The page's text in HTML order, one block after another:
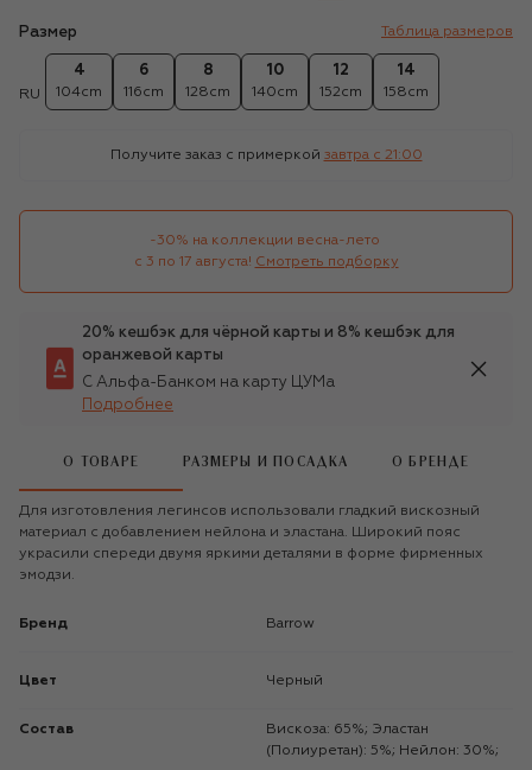
Размер Таблица размеров
RU
4
104cm
6
116cm
8
128cm
10
140cm
12
152cm
14
158cm
Получите заказ с примеркой завтра c 21:00
-30% на коллекции весна-лето
с 3 по 17 августа! Смотреть подборку
20% кешбэк для чёрной карты и 8% кешбэк для
оранжевой карты
С Альфа-Банком на карту ЦУМа
Подробнее
О ТОВАРЕ РАЗМЕРЫ И ПОСАДКА О БРЕНДЕ
Для изготовления легинсов использовали гладкий вискозный
материал с добавлением нейлона и эластана. Широкий пояс
украсили спереди двумя яркими деталями в форме фирменных
эмодзи.
Бренд Barrow
Цвет Черный
Состав
Вискоза: 65%; Эластан
(Полиуретан): 5%; Нейлон: 30%;